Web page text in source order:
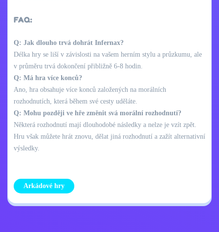
FAQ:
Q: Jak dlouho trvá dohrát Infernax?
Délka hry se liší v závislosti na vašem herním stylu a průzkumu, ale
v průměru trvá dokončení přibližně 6-8 hodin.
Q: Má hra více konců?
Ano, hra obsahuje více konců založených na morálních
rozhodnutích, která během své cesty uděláte.
Q: Mohu později ve hře změnit svá morální rozhodnutí?
Některá rozhodnutí mají dlouhodobé následky a nelze je vzít zpět.
Hru však můžete hrát znovu, dělat jiná rozhodnutí a zažít alternativní
výsledky.
Arkádové hry